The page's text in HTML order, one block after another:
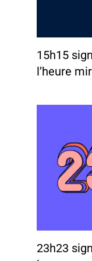
15h15
l’heure
23h23